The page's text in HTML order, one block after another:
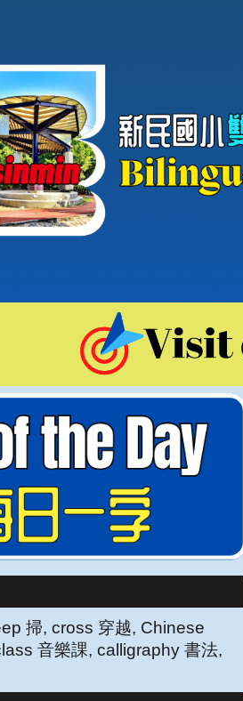
掃, cross 穿越, Chinese
音樂課, calligraphy 書法,